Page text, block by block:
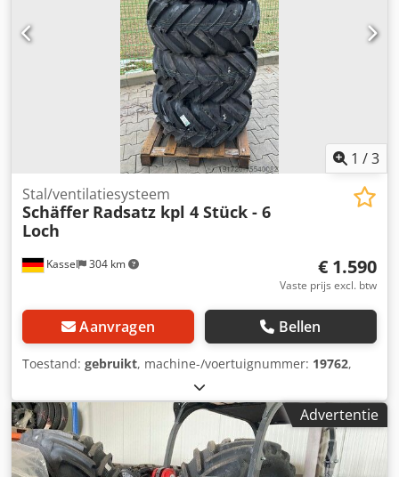
1 /3
Kassel 304 km
Stal/ventilatiesysteem
Schäffer Radsatz kpl 4 Stück - 6
Loch
€ 1.590
Vaste prijs excl. btw
Aanvragen Bellen
Toestand: gebruikt, machine-/voertuignummer: 19762,
Advertentie